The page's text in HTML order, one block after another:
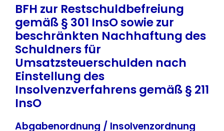
BFH zur Restschuldbefreiung
gemäß § 301 InsO sowie zur
beschränkten Nachhaftung des
Schuldners für
Umsatzsteuerschulden nach
Einstellung des
Insolvenzverfahrens gemäß § 211
InsO
Abgabenordnung / Insolvenzordnung